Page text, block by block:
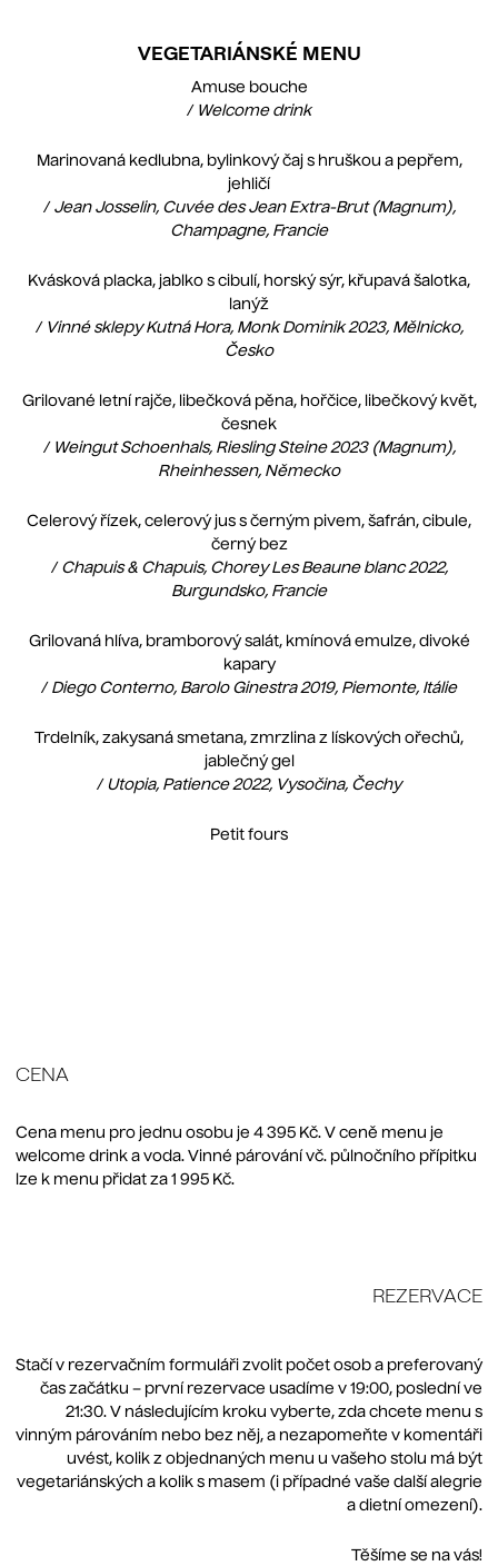
VEGETARIÁNSKÉ MENU
Amuse bouche
/ Welcome drink
Marinovaná kedlubna, bylinkový čaj s hruškou a pepřem,
jehličí
/ Jean Josselin, Cuvée des Jean Extra-Brut (Magnum),
Champagne, Francie
Kvásková placka, jablko s cibulí, horský sýr, křupavá šalotka,
lanýž
/Vinné sklepy Kutná Hora, Monk Dominik 2023, Mělnicko,
Česko
Grilované letní rajče, libečková pěna, hořčice, libečkový květ,
česnek
/Weingut Schoenhals, Riesling Steine 2023 (Magnum),
Rheinhessen, Německo
Celerový řízek, celerový jus s černým pivem, šafrán, cibule,
černý bez
/ Chapuis & Chapuis, Chorey Les Beaune blanc 2022,
Burgundsko, Francie
Grilovaná hlíva, bramborový salát, kmínová emulze, divoké
kapary
/ Diego Conterno, Barolo Ginestra 2019, Piemonte, Itálie
Trdelník, zakysaná smetana, zmrzlina z lískových ořechů,
jablečný gel
/ Utopia, Patience 2022, Vysočina, Čechy
Petit fours
CENA
Cena menu pro jednu osobu je 4 395 Kč. V ceně menu je
welcome drink a voda. Vinné párování vč. půlnočního přípitku
lze k menu přidat za 1 995 Kč.
REZERVACE
​​Stačí v rezervačním formuláři zvolit počet osob a preferovaný
čas začátku – první rezervace usadíme v 19:00, poslední ve
21:30. V následujícím kroku vyberte, zda chcete menu s
vinným párováním nebo bez něj, a nezapomeňte v komentáři
uvést, kolik z objednaných menu u vašeho stolu má být
vegetariánských a kolik s masem (i případné vaše další alegrie
a dietní omezení).
Těšíme se na vás!